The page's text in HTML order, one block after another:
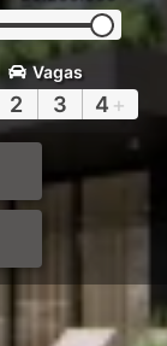
Vagas
2 3 4 +